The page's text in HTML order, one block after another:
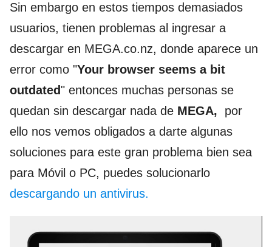
Sin embargo en estos tiempos demasiados
usuarios, tienen problemas al ingresar a
descargar en MEGA.co.nz, donde aparece un
error como "Your browser seems a bit
outdated" entonces muchas personas se
quedan sin descargar nada de MEGA,
por
ello nos vemos obligados a darte algunas
soluciones para este gran problema bien sea
para Móvil o PC, puedes solucionarlo
descargando un antivirus.